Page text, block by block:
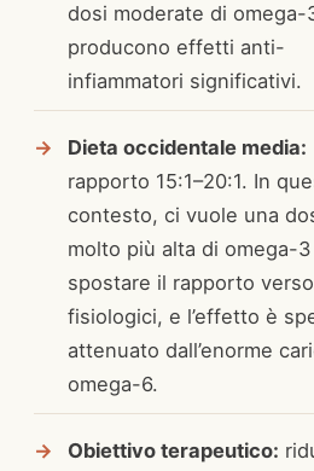
dosi moderate di omega-
producono effetti anti-
infiammatori significativi.
Dieta occidentale media:
rapporto 15:1–20:1. In
contesto, ci vuole una
molto più alta di omega-
spostare il rapporto
fisiologici, e l’effetto è
attenuato dall’enorme
omega-6.
Obiettivo terapeutico: